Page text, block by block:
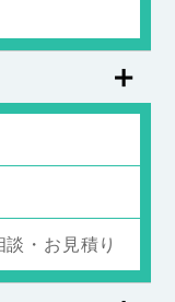
・お見積り